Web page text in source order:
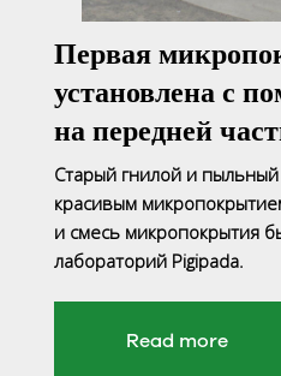
Первая
установлена с
на передней
Старый гнилой и пыльный
красивым
и смесь микропокрытия
лабораторий Pigipada.
Read more